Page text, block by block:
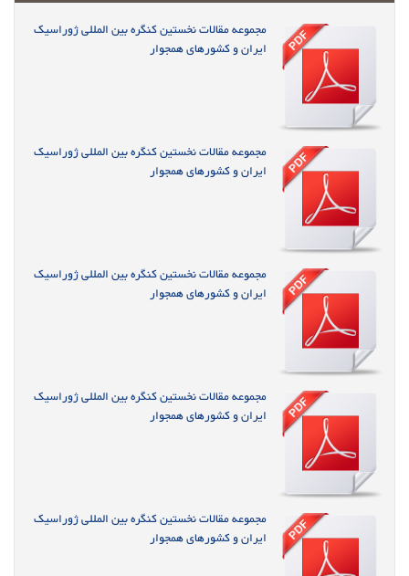
مجموعه مقالات نخستین کنگره بین المللی ژوراسیک
ایران و کشورهای همجوار
مجموعه مقالات نخستین کنگره بین المللی ژوراسیک
ایران و کشورهای همجوار
مجموعه مقالات نخستین کنگره بین المللی ژوراسیک
ایران و کشورهای همجوار
مجموعه مقالات نخستین کنگره بین المللی ژوراسیک
ایران و کشورهای همجوار
مجموعه مقالات نخستین کنگره بین المللی ژوراسیک
ایران و کشورهای همجوار